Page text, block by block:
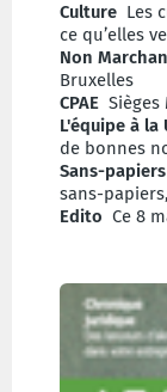
Culture Les
ce qu’elles
Non
Bruxelles
CPAE Sièges
L'équipe à la
de bonnes
Sans-papiers
sans-
Edito Ce 8